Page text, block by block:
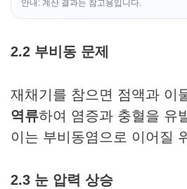
안내: 계산 결과는 참고용입니다.
2.2 부비동 문제
재채기를 참으면 점액과 이
역류하여 염증과 충혈을 유
이는 부비동염으로 이어질
2.3 눈 압력 상승